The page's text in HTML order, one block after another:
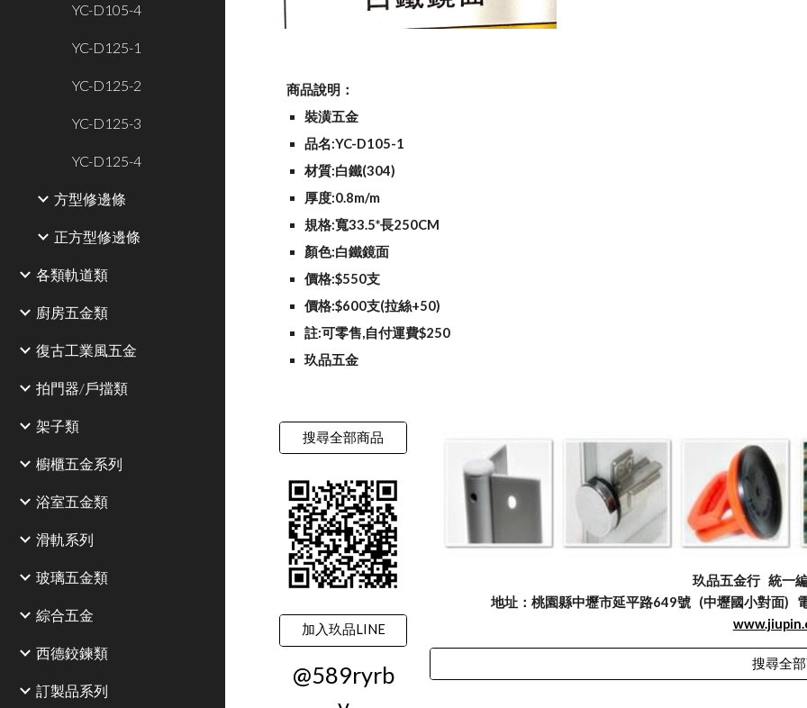
YC-D105-4
YC-D125-1
YC-D125-2
YC-D125-3
YC-D125-4
方型修邊條
正方型修邊條
各類軌道類
廚房五金類
復古工業風五金
拍門器/戶擋類
架子類
櫥櫃五金系列
浴室五金類
滑軌系列
玻璃五金類
綜合五金
西德鉸鍊類
訂製品系列
商品說明：
裝潢五金
品名:YC-D105-1
材質:白鐵(304)
厚度:0.8m/m
規格:寬33.5*長250CM
顏色:白鐵鏡面
價格:$550支
價格:$600支(拉絲+50)
註:可零售,自付運費$250
玖品五金
搜尋全部商品
加入玖品LINE
@589ryrb
玖品五金行 統一
地址：桃園縣中壢市延平路649號 (中壢國小對面)
搜尋全